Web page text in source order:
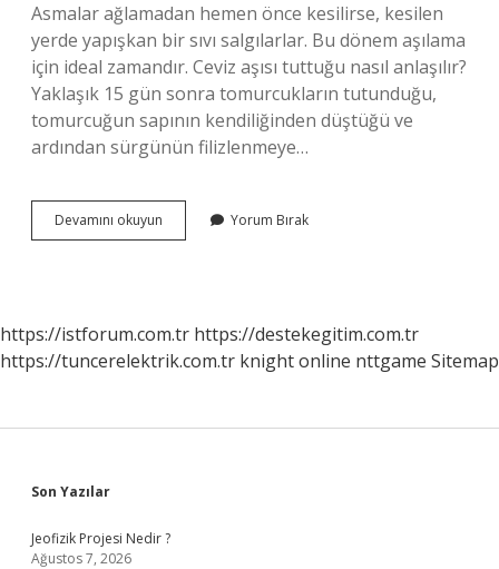
Asmalar ağlamadan hemen önce kesilirse, kesilen
yerde yapışkan bir sıvı salgılarlar. Bu dönem aşılama
için ideal zamandır. Ceviz aşısı tuttuğu nasıl anlaşılır?
Yaklaşık 15 gün sonra tomurcukların tutunduğu,
tomurcuğun sapının kendiliğinden düştüğü ve
ardından sürgünün filizlenmeye…
Devamını okuyun
Yarma
Yorum Bırak
https://istforum.com.tr https://destekegitim.com.tr
https://tuncerelektrik.com.tr knight online nttgame Sitemap
Sidebar
Son Yazılar
Jeofizik Projesi Nedir ?
Ağustos 7, 2026